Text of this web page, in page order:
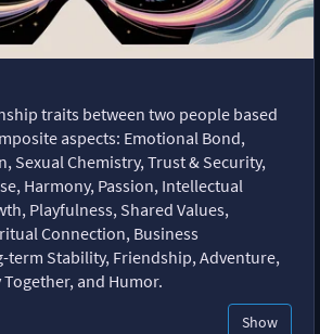
traits between two people based
aspects: Emotional Bond,
Sexual Chemistry, Trust & Security,
Harmony, Passion, Intellectual
Playfulness, Shared Values,
Connection, Business
term Stability, Friendship, Adventure,
and Humor.
Show